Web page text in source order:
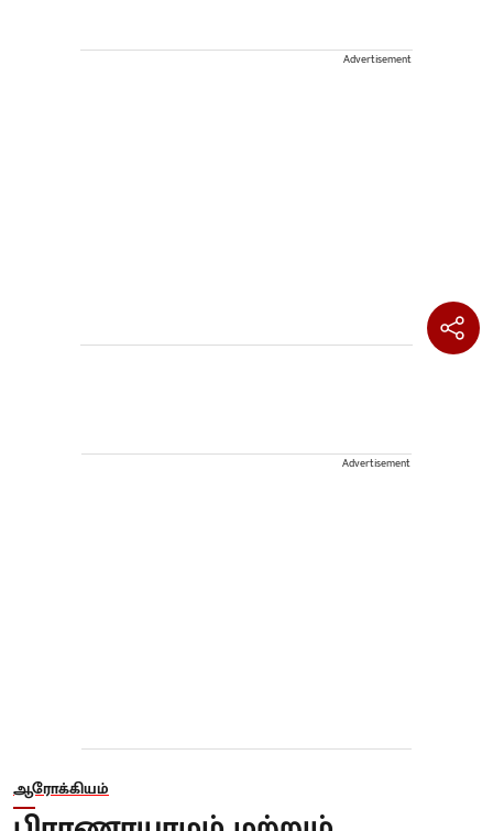
Advertisement
Advertisement
ஆரோக்கியம்